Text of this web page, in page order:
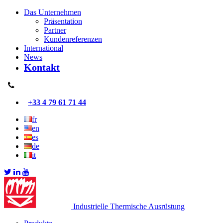
Das Unternehmen
Präsentation
Partner
Kundenreferenzen
International
News
Kontakt
+33 4 79 61 71 44
fr
en
es
de
it
Industrielle Thermische Ausrüstung